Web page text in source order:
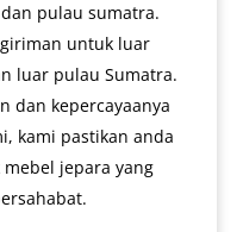
pulau sumatra.
untuk luar
luar pulau Sumatra.
dan kepercayaanya
kami pastikan anda
jepara yang